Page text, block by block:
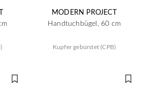
MODERN PROJECT
Handtuchbügel, 60 cm
Kupfer gebürstet (CPB)